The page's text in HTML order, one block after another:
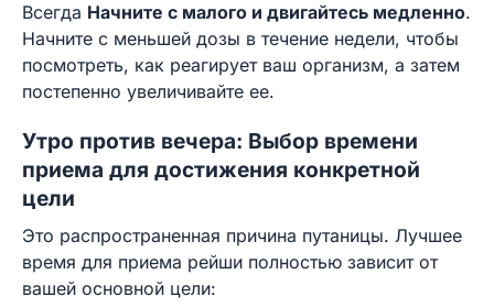
Всегда Начните с малого и двигайтесь медленно.
Начните с меньшей дозы в течение недели, чтобы
посмотреть, как реагирует ваш организм, а затем
постепенно увеличивайте ее.
Утро против вечера: Выбор времени
приема для достижения конкретной
цели
Это распространенная причина путаницы. Лучшее
время для приема рейши полностью зависит от
вашей основной цели: